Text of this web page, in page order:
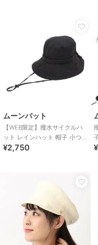
ムーンバット
【WEB限定】撥水サイクルハ
ット レインハット 帽子 小つば
UV サイズ調整 紐付き ユニセ
¥2,750